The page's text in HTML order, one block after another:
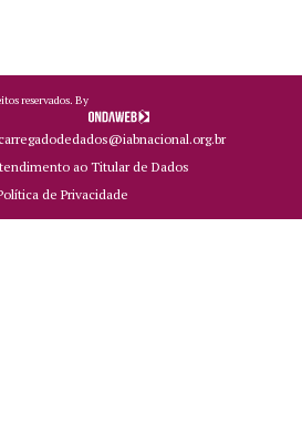
reservados. By
ao Titular de Dados
de Privacidade